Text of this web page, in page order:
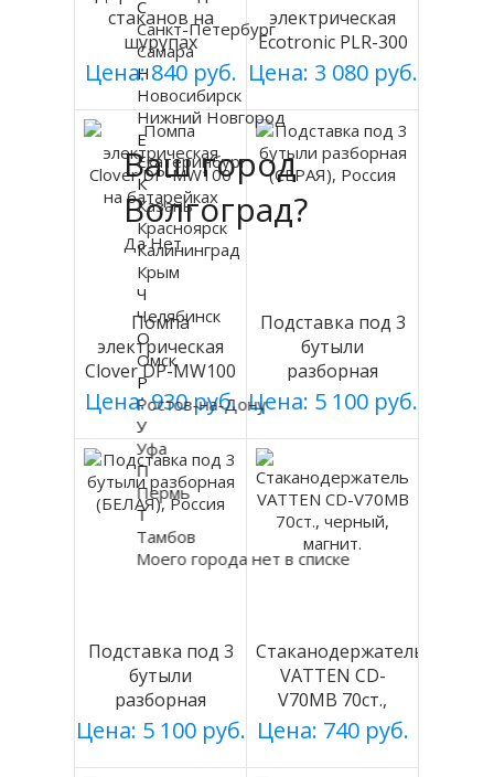
стаканов на
шурупах
СЕРЕБРИСТЫЙ
мод 003
Цена: 840 руб.
электрическая
Ecotronic PLR-300
white
Цена: 3 080 руб.
Помпа
электрическая
Clover DP-MW100
на батарейках
Цена: 930 руб.
Подставка под 3
бутыли
разборная
(СЕРАЯ), Россия
Цена: 5 100 руб.
Подставка под 3
бутыли
разборная
(БЕЛАЯ), Россия
Цена: 5 100 руб.
Стаканодержатель
VATTEN CD-
V70MB 70ст.,
черный, магнит.
Цена: 740 руб.
Ваш город
Волгоград?
Да Нет
С
Санкт-Петербург
Самара
Н
Новосибирск
Нижний Новгород
Е
Екатеринбург
К
Казань
Красноярск
Калининград
Крым
Ч
Челябинск
О
Омск
Р
Ростов-на-Дону
У
Уфа
П
Пермь
Т
Тамбов
Моего города нет в списке